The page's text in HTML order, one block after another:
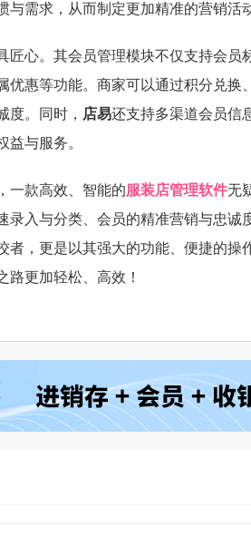
与需求，从而制定更加精准的营销活
匠心。其会员管理模块不仅支持会
优惠等功能。商家可以通过积分兑
度。同时， 店易还支持多渠道会员信
益与服务。
一款高效、智能的 服装店管理软件无
录入与分类、会员的精准营销与忠
者，更是以其强大的功能、便捷的操
路更加轻松、高效！